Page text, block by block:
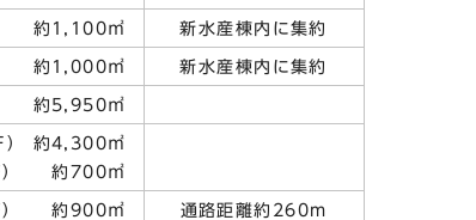
約1,100㎡ 新水産棟内に集約
約1,000㎡ 新水産棟内に集約
約5,950㎡
） 約4,300㎡
） 約700㎡
） 約900㎡ 通路距離約260m